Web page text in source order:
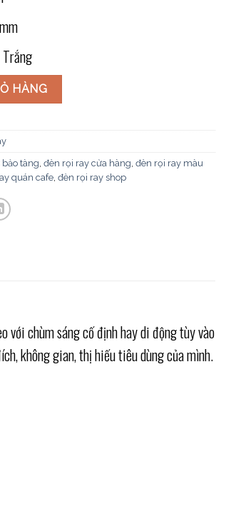
số lượng
HÀNG
tàng đèn rọi ray cửa hàng đèn rọi ray màu
quán cafe, đèn rọi ray shop
với chùm sáng cố định hay di động tùy vào
không gian, thị hiếu tiêu dùng của mình.